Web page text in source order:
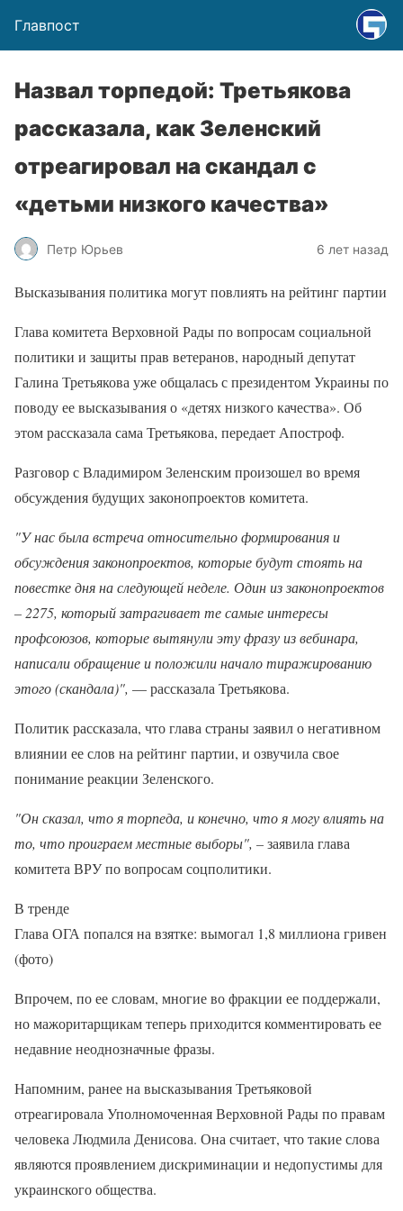
Главпост
Назвал торпедой: Третьякова
рассказала, как Зеленский
отреагировал на скандал с
«детьми низкого качества»
Петр Юрьев 6 лет назад
Высказывания политика могут повлиять на рейтинг партии
Глава комитета Верховной Рады по вопросам социальной
политики и защиты прав ветеранов, народный депутат
Галина Третьякова уже общалась с президентом Украины по
поводу ее высказывания о «детях низкого качества». Об
этом рассказала сама Третьякова, передает Апостроф.
Разговор с Владимиром Зеленским произошел во время
обсуждения будущих законопроектов комитета.
"У нас была встреча относительно формирования и
обсуждения законопроектов, которые будут стоять на
повестке дня на следующей неделе. Один из законопроектов
– 2275, который затрагивает те самые интересы
профсоюзов, которые вытянули эту фразу из вебинара,
написали обращение и положили начало тиражированию
этого (скандала)", — рассказала Третьякова.
Политик рассказала, что глава страны заявил о негативном
влиянии ее слов на рейтинг партии, и озвучила свое
понимание реакции Зеленского.
"Он сказал, что я торпеда, и конечно, что я могу влиять на
то, что проиграем местные выборы", –заявила глава
комитета ВРУ по вопросам соцполитики.
В тренде
Глава ОГА попался на взятке: вымогал 1,8 миллиона гривен
(фото)
Впрочем, по ее словам, многие во фракции ее поддержали,
но мажоритарщикам теперь приходится комментировать ее
недавние неоднозначные фразы.
Напомним, ранее на высказывания Третьяковой
отреагировала Уполномоченная Верховной Рады по правам
человека Людмила Денисова. Она считает, что такие слова
являются проявлением дискриминации и недопустимы для
украинского общества.